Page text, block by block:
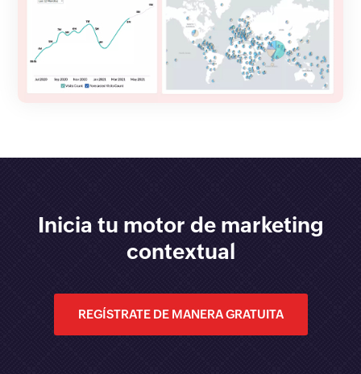
Inicia tu motor de marketing
contextual
REGÍSTRATE DE MANERA GRATUITA